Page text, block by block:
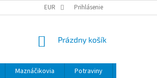
EUR Prihlásenie
NÁKUPNÝ
Prázdny košík
Maznáčikovia Potraviny